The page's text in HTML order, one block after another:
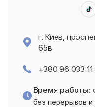
г. Киев,
65в
+380 96 033 11
Время работы:
без перерывов и